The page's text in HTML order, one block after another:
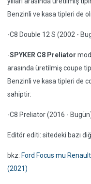
Benzinli ve kasa tipleri de
-C8 Double 12 S (2002 -
-SPYKER C8 Preliator
arasında üretilmiş coupe
Benzinli ve kasa tipleri de
sahiptir:
-C8 Preliator (2016 -
Editör editi: sitedeki bazı
bkz: Ford Focus mu
(2021)